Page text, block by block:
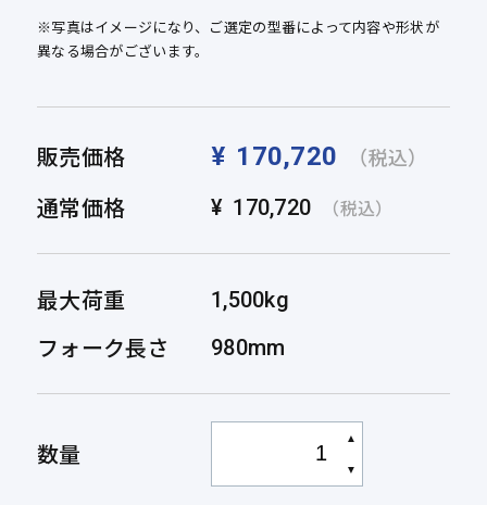
※写真はイメージになり、ご選定の型番によって内容や形状が
異なる場合がございます。
販売価格 ¥ 170,720 （税込）
通常価格 ¥ 170,720 （税込）
最大荷重 1,500kg
フォーク長さ 980mm
数量 ▲
▼